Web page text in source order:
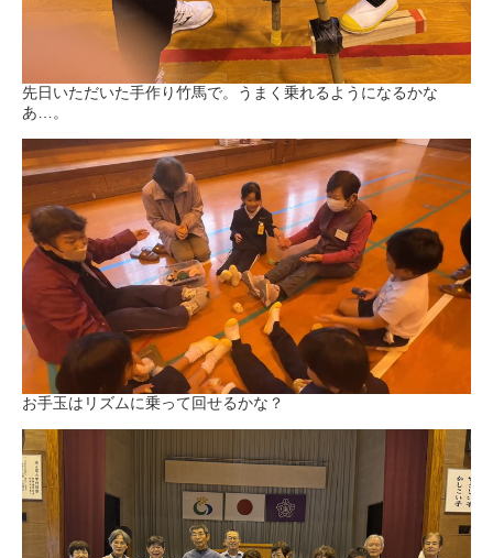
先日いただいた手作り竹馬で。うまく乗れるようになるかな
あ…。
お手玉はリズムに乗って回せるかな？